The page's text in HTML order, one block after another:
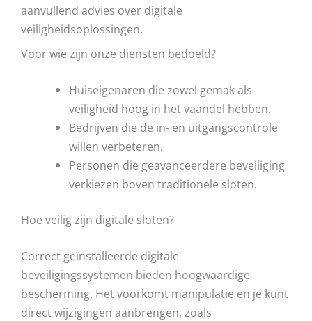
aanvullend advies over digitale
veiligheidsoplossingen.
Voor wie zijn onze diensten bedoeld?
Huiseigenaren die zowel gemak als
veiligheid hoog in het vaandel hebben.
Bedrijven die de in- en uitgangscontrole
willen verbeteren.
Personen die geavanceerdere beveiliging
verkiezen boven traditionele sloten.
Hoe veilig zijn digitale sloten?
Correct geïnstalleerde digitale
beveiligingssystemen bieden hoogwaardige
bescherming. Het voorkomt manipulatie en je kunt
direct wijzigingen aanbrengen, zoals